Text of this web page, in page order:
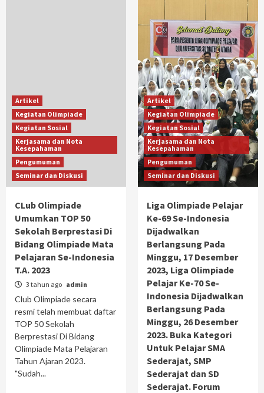
Artikel
Kegiatan Olimpiade
Kegiatan Sosial
Kerjasama dan Nota
Kesepahaman
Pengumuman
Seminar dan Diskusi
CLub Olimpiade
Umumkan TOP 50
Sekolah Berprestasi Di
Bidang Olimpiade Mata
Pelajaran Se-Indonesia
T.A. 2023
3 tahun ago admin
Club Olimpiade secara
resmi telah membuat daftar
TOP 50 Sekolah
Berprestasi Di Bidang
Olimpiade Mata Pelajaran
Tahun Ajaran 2023.
"Sudah...
Artikel
Kegiatan Olimpiade
Kegiatan Sosial
Kerjasama dan Nota
Kesepahaman
Pengumuman
Seminar dan Diskusi
Liga Olimpiade Pelajar
Ke-69 Se-Indonesia
Dijadwalkan
Berlangsung Pada
Minggu, 17 Desember
2023, Liga Olimpiade
Pelajar Ke-70 Se-
Indonesia Dijadwalkan
Berlangsung Pada
Minggu, 26 Desember
2023. Buka Kategori
Untuk Pelajar SMA
Sederajat, SMP
Sederajat dan SD
Sederajat. Forum